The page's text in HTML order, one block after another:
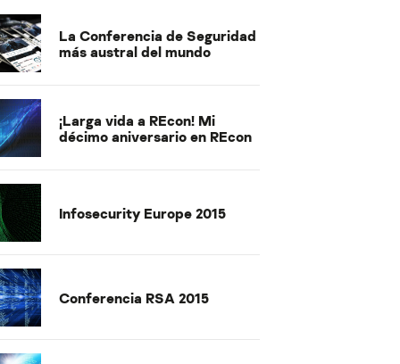
La Conferencia de Seguridad
más austral del mundo
¡Larga vida a REcon! Mi
décimo aniversario en REcon
Infosecurity Europe 2015
Conferencia RSA 2015